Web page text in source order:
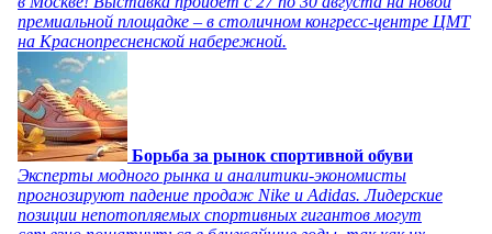
премиальной площадке – в столичном конгресс-центре ЦМТ
на Краснопресненской набережной.
Борьба за рынок спортивной обуви
Эксперты модного рынка и аналитики-экономисты
прогнозируют падение продаж Nike и Adidas. Лидерские
позиции непотопляемых спортивных гигантов могут